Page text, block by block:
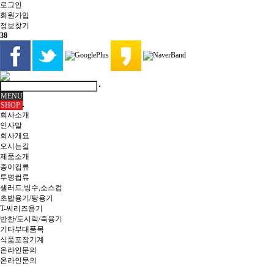
로그인
회원 가입
정보찾기
38
MENU
SHOP
회사소개
인사말
회사개요
오시는길
제품소개
종이컵류
투명컵류
샐러드,빙수,소스컵
초밥용기/탕용기
T-씨리즈용기
반찬/도시락/죽용기
기타부대품목
식품포장기계
온라인문의
온라인문의